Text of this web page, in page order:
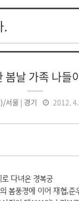
.
봄날 가족 나들
서울 | 경기 2012.
다녀온 경복궁
봄풍경에 이어 재협,준